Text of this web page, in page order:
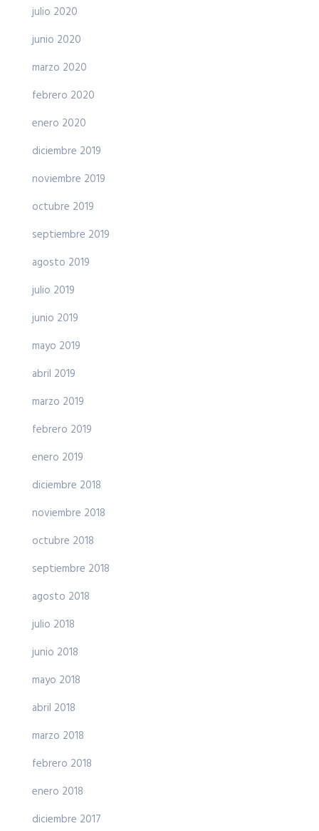
julio 2020
junio 2020
marzo 2020
febrero 2020
enero 2020
diciembre 2019
noviembre 2019
octubre 2019
septiembre 2019
agosto 2019
julio 2019
junio 2019
mayo 2019
abril 2019
marzo 2019
febrero 2019
enero 2019
diciembre 2018
noviembre 2018
octubre 2018
septiembre 2018
agosto 2018
julio 2018
junio 2018
mayo 2018
abril 2018
marzo 2018
febrero 2018
enero 2018
diciembre 2017